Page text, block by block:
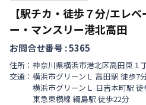
【駅チカ・徒歩７分/エレ
ー・マンスリー港北高田
お問合せ番号 :5365
住所： 神奈川県横浜市港北区高田東 １
交通： 横浜市グリーンＬ 高田駅 徒歩7
横浜市グリーンＬ
日吉本町駅 徒
東急東横線 綱島駅 徒歩22分